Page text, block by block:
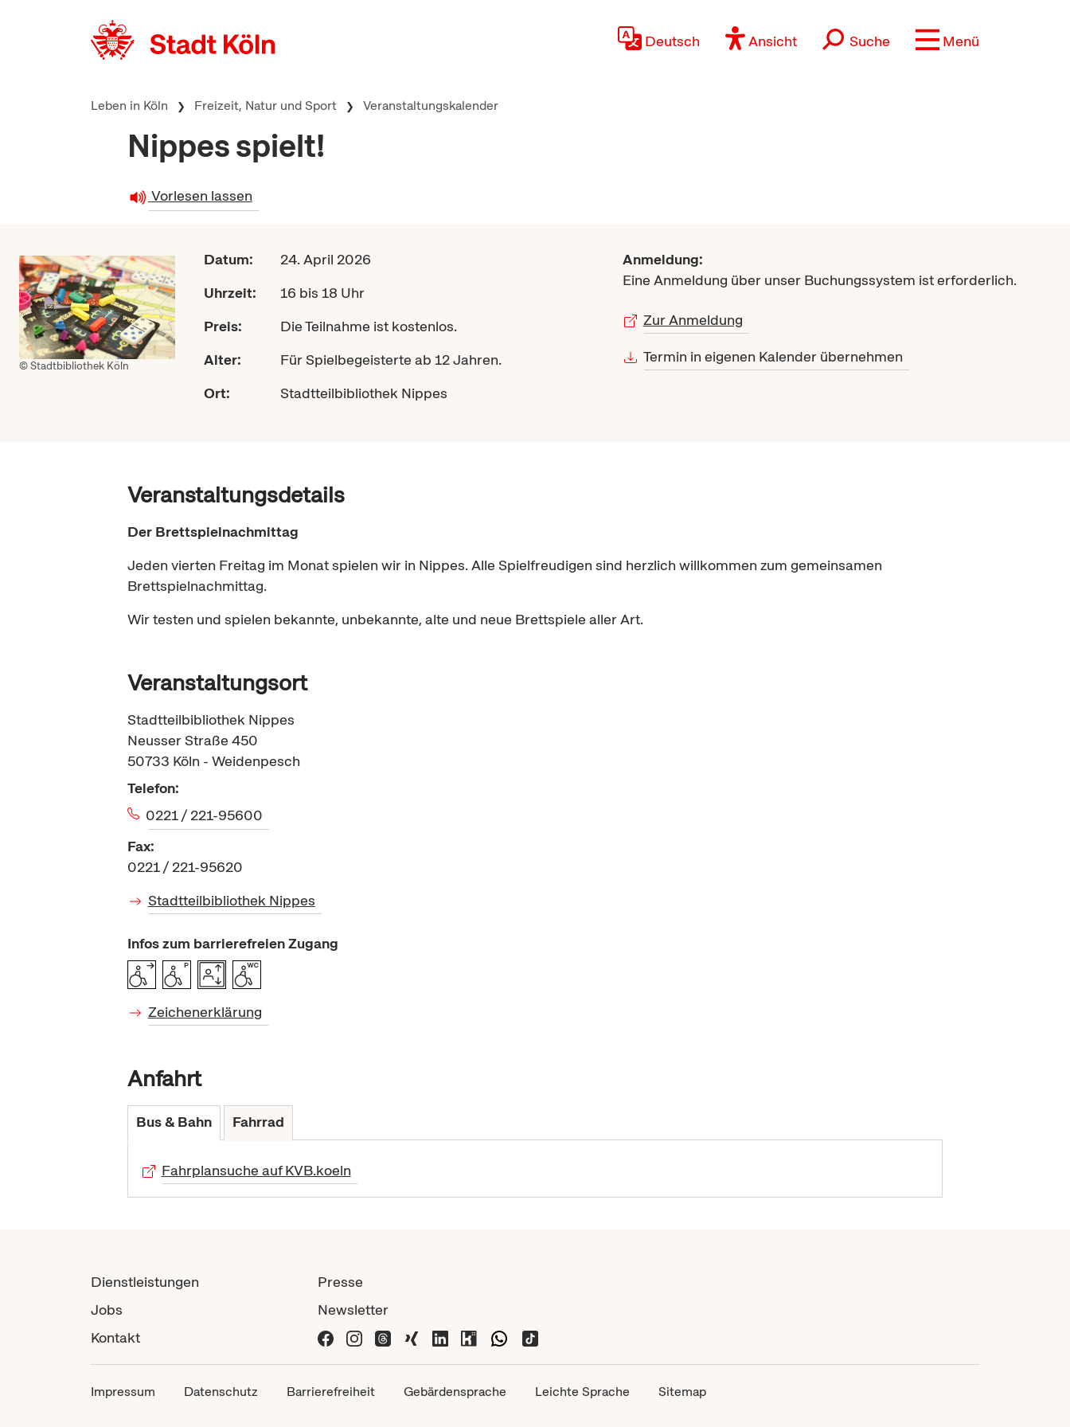
Deutsch
Ansicht Suche Menü
Leben in Köln Freizeit, Natur und Sport Veranstaltungskalender
Nippes spielt!
Vorlesen lassen
© Stadtbibliothek Köln
Datum:
24. April 2026
Uhrzeit:
16 bis 18 Uhr
Preis:
Die Teilnahme ist kostenlos.
Alter:
Für Spielbegeisterte ab 12 Jahren.
Ort:
Stadtteilbibliothek Nippes
Anmeldung:
Eine Anmeldung über unser Buchungssystem ist erforderlich.
Zur Anmeldung
Termin in eigenen Kalender übernehmen
Veranstaltungsdetails
Der Brettspielnachmittag
Jeden vierten Freitag im Monat spielen wir in Nippes. Alle Spielfreudigen sind herzlich willkommen zum gemeinsamen
Brettspielnachmittag.
Wir testen und spielen bekannte, unbekannte, alte und neue Brettspiele aller Art.
Veranstaltungsort
Stadtteilbibliothek Nippes
Neusser Straße 450
50733 Köln - Weidenpesch
Telefon:
0221 / 221-95600
Fax:
0221 / 221-95620
Stadtteilbibliothek Nippes
Infos zum barrierefreien Zugang
Zeichenerklärung
Anfahrt
Bus & Bahn Fahrrad
Fahrplansuche auf KVB.koeln
Dienstleistungen
Jobs
Kontakt
Presse
Newsletter
Impressum Datenschutz Barrierefreiheit Gebärdensprache Leichte Sprache Sitemap